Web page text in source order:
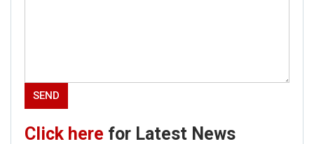
Click here for Latest News